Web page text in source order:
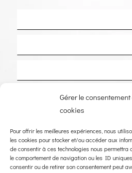
Gérer le
cookies
Pour offrir les meilleures expériences, nous
les cookies pour stocker et/ou accéder aux
de consentir à ces technologies nous permettra
le comportement de navigation ou les ID
consentir ou de retirer son consentement peut
Enregistrer mon nom, mon e-mail et mon
prochain commentaire.